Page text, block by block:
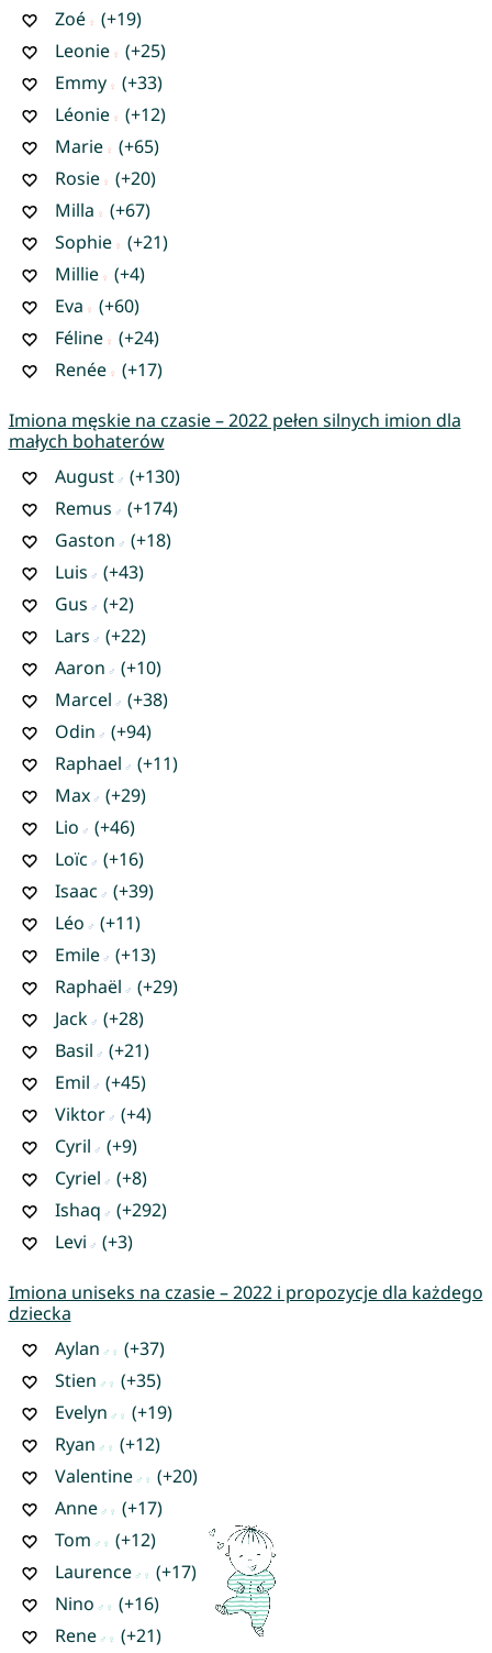
Zoé
(+19)
Leonie
(+25)
Emmy
(+33)
Léonie
(+12)
Marie
(+65)
Rosie
(+20)
Milla
(+67)
Sophie
(+21)
Millie
(+4)
Eva
(+60)
Féline
(+24)
Renée
(+17)
Imiona męskie na czasie – 2022 pełen silnych imion dla
małych bohaterów
August
(+130)
Remus
(+174)
Gaston
(+18)
Luis
(+43)
Gus
(+2)
Lars
(+22)
Aaron
(+10)
Marcel
(+38)
Odin
(+94)
Raphael
(+11)
Max
(+29)
Lio
(+46)
Loïc
(+16)
Isaac
(+39)
Léo
(+11)
Emile
(+13)
Raphaël
(+29)
Jack
(+28)
Basil
(+21)
Emil
(+45)
Viktor
(+4)
Cyril
(+9)
Cyriel
(+8)
Ishaq
(+292)
Levi
(+3)
Imiona uniseks na czasie – 2022 i propozycje dla każdego
dziecka
Aylan
(+37)
Stien
(+35)
Evelyn
(+19)
Ryan
(+12)
Valentine
(+20)
Anne
(+17)
Tom
(+12)
Laurence
(+17)
Nino
(+16)
Rene
(+21)